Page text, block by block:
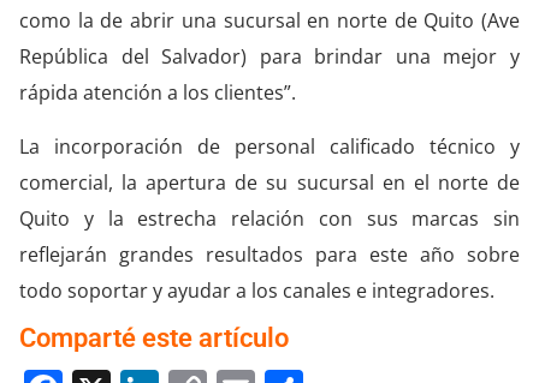
como la de abrir una sucursal en norte de Quito (Ave
República del Salvador) para brindar una mejor y
rápida atención a los clientes”.
La incorporación de personal calificado técnico y
comercial, la apertura de su sucursal en el norte de
Quito y la estrecha relación con sus marcas sin
reflejarán grandes resultados para este año sobre
todo soportar y ayudar a los canales e integradores.
Comparté este artículo